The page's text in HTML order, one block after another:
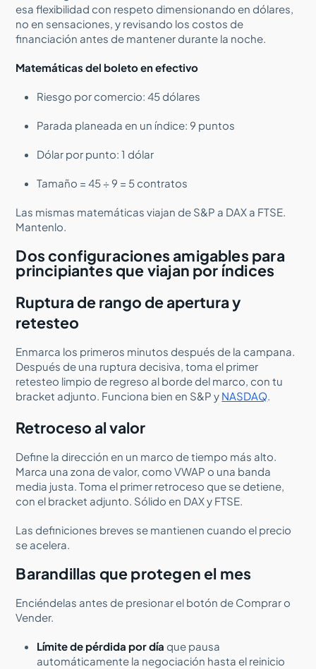
esa flexibilidad con respeto dimensionando en dólares,
no en sensaciones, y revisando los costos de
financiación antes de mantener durante la noche.
Matemáticas del boleto en efectivo
Riesgo por comercio: 45 dólares
Parada planeada en un índice: 9 puntos
Dólar por punto: 1 dólar
Tamaño = 45 ÷ 9 = 5 contratos
Las mismas matemáticas viajan de S&P a DAX a FTSE.
Mantenlo.
Dos configuraciones amigables para
principiantes que viajan por índices
Ruptura de rango de apertura y
retesteo
Enmarca los primeros minutos después de la campana.
Después de una ruptura decisiva, toma el primer
retesteo limpio de regreso al borde del marco, con tu
bracket adjunto. Funciona bien en S&P y NASDAQ.
Retroceso al valor
Define la dirección en un marco de tiempo más alto.
Marca una zona de valor, como VWAP o una banda
media justa. Toma el primer retroceso que se detiene,
con el bracket adjunto. Sólido en DAX y FTSE.
Las definiciones breves se mantienen cuando el precio
se acelera.
Barandillas que protegen el mes
Enciéndelas antes de presionar el botón de Comprar o
Vender.
Límite de pérdida por día que pausa
automáticamente la negociación hasta el reinicio